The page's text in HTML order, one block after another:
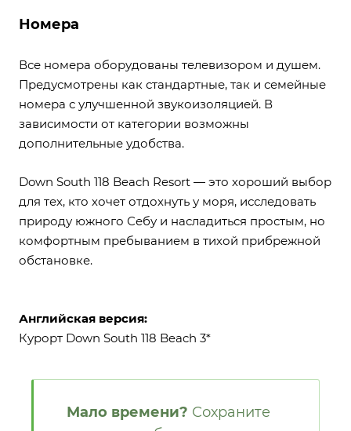
Номера
Все номера оборудованы телевизором и душем.
Предусмотрены как стандартные, так и семейные
номера с улучшенной звукоизоляцией. В
зависимости от категории возможны
дополнительные удобства.
Down South 118 Beach Resort — это хороший выбор
для тех, кто хочет отдохнуть у моря, исследовать
природу южного Себу и насладиться простым, но
комфортным пребыванием в тихой прибрежной
обстановке.
Английская версия:
Курорт Down South 118 Beach 3*
Мало времени? Сохраните